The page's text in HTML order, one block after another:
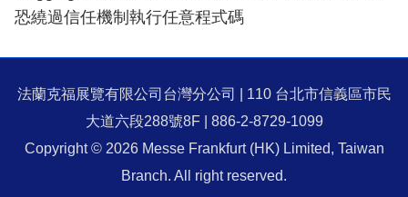
恐繞過信任機制執行任意程式碼
法蘭克福展覽有限公司台灣分公司 | 110 台北市信義區市民
大道六段288號8F | 886-2-8729-1099
Copyright © 2026 Messe Frankfurt (HK) Limited, Taiwan
Branch. All right reserved.